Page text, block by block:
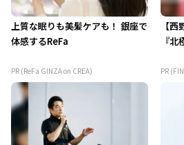
上質な眠りも美髪ケアも！ 銀座で
体感するReFa
PR (ReFa GINZA on CREA)
【
『
PR